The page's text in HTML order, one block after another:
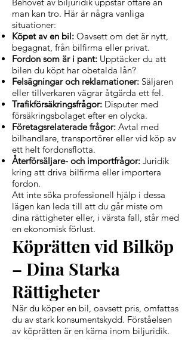
man kan tro. Här är några vanliga
situationer:
Köpet av en bil: Oavsett om det är nytt,
begagnat, från bilfirma eller privat.
Fordon som är i pant: Upptäcker du att
bilen du köpt har obetalda lån?
Felsägningar och reklamationer: Säljaren
eller tillverkaren vägrar åtgärda ett fel.
Trafikförsäkringsfrågor: Disputer med
försäkringsbolaget efter en olycka.
Företagsrelaterade frågor: Avtal med
bilhandlare, transportörer eller vid köp av
ett helt fordonsflotta.
Återförsäljare- och importfrågor: Juridik
kring att driva bilfirma eller importera
fordon.
Att inte söka professionell hjälp i dessa
lägen kan leda till att du går miste om
dina rättigheter eller, i värsta fall, står med
en ekonomisk förlust.
Köprätten vid Bilköp
– Dina Starka
Rättigheter
När du köper en bil, oavsett pris, omfattas
du av stark konsumentskydd. Förståelsen
av köprätten är en kärna inom biljuridik.